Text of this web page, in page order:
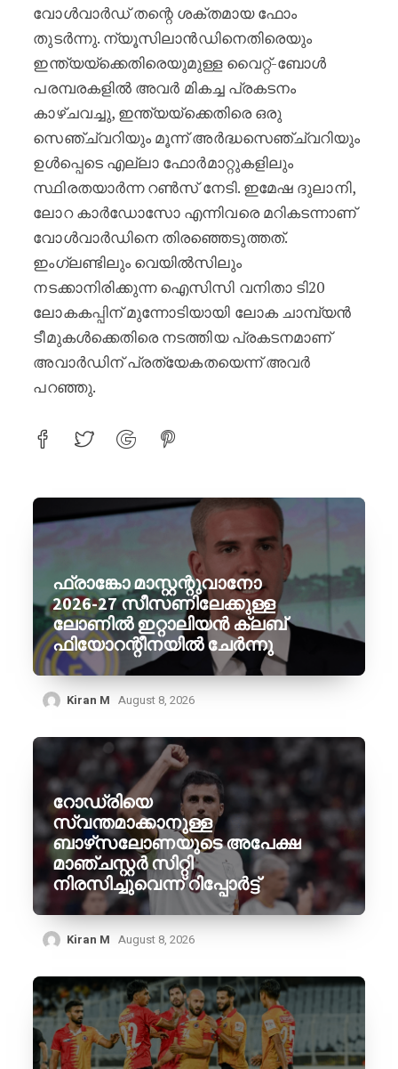
വോൾവാർഡ് തന്റെ ശക്തമായ ഫോം
തുടർന്നു. ന്യൂസിലാൻഡിനെതിരെയും
ഇന്ത്യയ്‌ക്കെതിരെയുമുള്ള വൈറ്റ്-ബോൾ
പരമ്പരകളിൽ അവർ മികച്ച പ്രകടനം
കാഴ്ചവച്ചു, ഇന്ത്യയ്‌ക്കെതിരെ ഒരു
സെഞ്ച്വറിയും മൂന്ന് അർദ്ധസെഞ്ച്വറിയും
ഉൾപ്പെടെ എല്ലാ ഫോർമാറ്റുകളിലും
സ്ഥിരതയാർന്ന റൺസ് നേടി. ഇമേഷ ദുലാനി,
ലോറ കാർഡോസോ എന്നിവരെ മറികടന്നാണ്
വോൾവാർഡിനെ തിരഞ്ഞെടുത്തത്.
ഇംഗ്ലണ്ടിലും വെയിൽസിലും
നടക്കാനിരിക്കുന്ന ഐസിസി വനിതാ ടി20
ലോകകപ്പിന് മുന്നോടിയായി ലോക ചാമ്പ്യൻ
ടീമുകൾക്കെതിരെ നടത്തിയ പ്രകടനമാണ്
അവാർഡിന് പ്രത്യേകതയെന്ന് അവർ
പറഞ്ഞു.
ഫ്രാങ്കോ മാസ്റ്റന്റുവാനോ
2026-27 സീസണിലേക്കുള്ള
ലോണിൽ ഇറ്റാലിയൻ ക്ലബ്
ഫിയോറന്റീനയിൽ ചേർന്നു
Kiran M August 8, 2026
റോഡ്രിയെ
സ്വന്തമാക്കാനുള്ള
ബാഴ്‌സലോണയുടെ അപേക്ഷ
മാഞ്ചസ്റ്റർ സിറ്റി
നിരസിച്ചുവെന്ന് റിപ്പോർട്ട്
Kiran M August 8, 2026